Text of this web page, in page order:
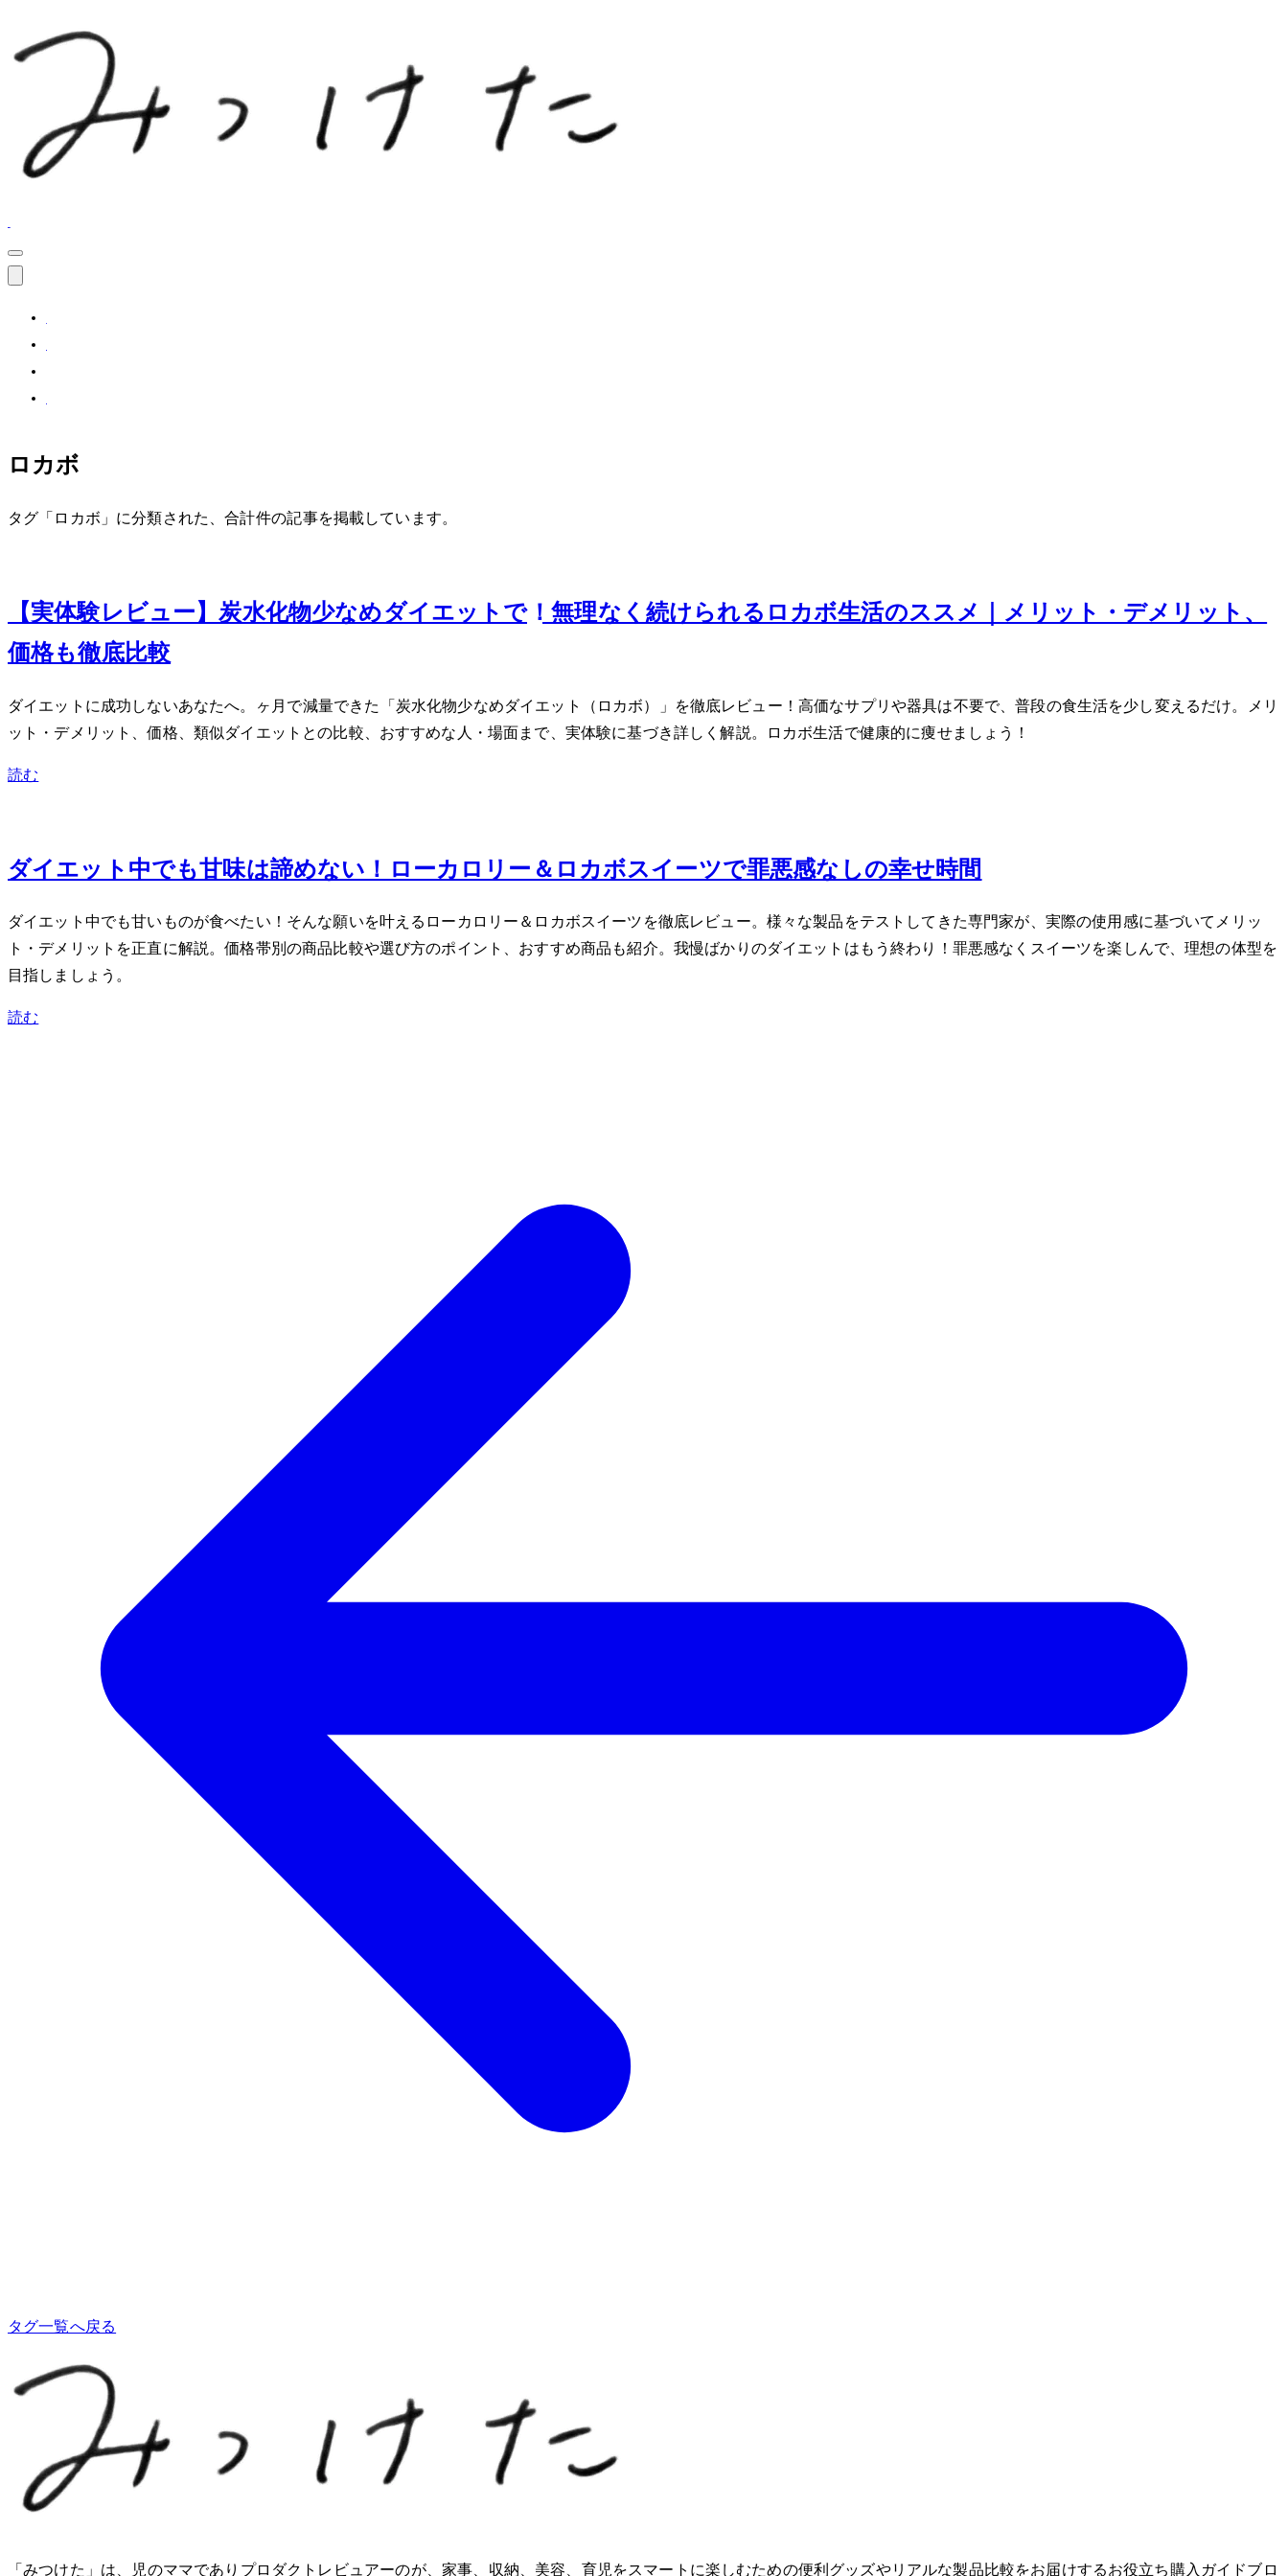
ロカボ
タグ「ロカボ」に分類された、合計 2 件の記事を掲載しています。
【実体験レビュー】炭水化物少なめダイエットで-3kg！無理なく続けられるロカボ生活のススメ｜メリット・デメリット、
価格も徹底比較
ダイエットに成功しないあなたへ。3ヶ月で-3kg減量できた「炭水化物少なめダイエット（ロカボ）」を徹底レビュー！高価なサプリや器具は不要で、普段の食生活を少し変えるだけ。メリ
ット・デメリット、価格、類似ダイエットとの比較、おすすめな人・場面まで、実体験に基づき詳しく解説。ロカボ生活で健康的に痩せましょう！
読む
ダイエット中でも甘味は諦めない！ローカロリー＆ロカボスイーツで罪悪感なしの幸せ時間
ダイエット中でも甘いものが食べたい！そんな願いを叶えるローカロリー＆ロカボスイーツを徹底レビュー。様々な製品をテストしてきた専門家が、実際の使用感に基づいてメリッ
ト・デメリットを正直に解説。価格帯別の商品比較や選び方のポイント、おすすめ商品も紹介。我慢ばかりのダイエットはもう終わり！罪悪感なくスイーツを楽しんで、理想の体型を
目指しましょう。
読む
タグ一覧へ戻る
「みつけた」は、2児のママでありプロダクトレビュアーのMioが、家事、収納、美容、育児をスマートに楽しむための便利グッズやリアルな製品比較をお届けするお役立ち購入ガイドブロ